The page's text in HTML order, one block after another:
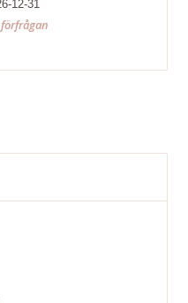
12-31